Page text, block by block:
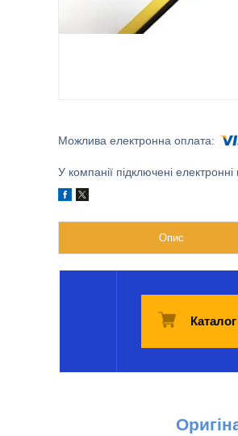
У компанії підключені
Опис